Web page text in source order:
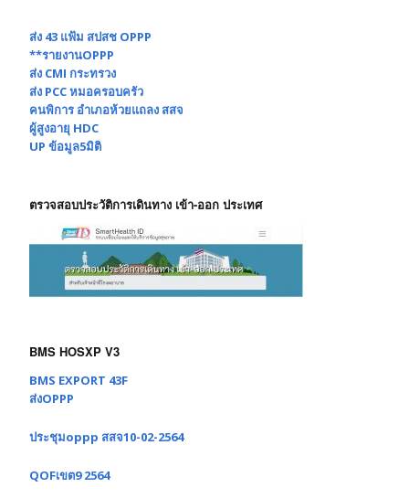
ส่ง 43 แฟ้ม สปสช OPPP
**รายงานOPPP
ส่ง CMI กระทรวง
ส่ง PCC หมอครอบครัว
คนพิการ อำเภอห้วยแถลง สสจ
ผู้สูงอายุ HDC
UP ข้อมูล5มิติ
ตรวจสอบประวัติการเดินทาง เข้า-ออก ประเทศ
BMS HOSXP V3
BMS EXPORT 43F
ส่งOPPP
ประชุมoppp สสจ10-02-2564
QOFเขต9 2564